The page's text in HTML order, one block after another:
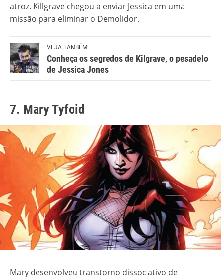
atroz. Killgrave chegou a enviar Jessica em uma
missão para eliminar o Demolidor.
VEJA TAMBÉM:
Conheça os segredos de Kilgrave, o pesadelo
de Jessica Jones
7. Mary Tyfoid
Mary desenvolveu transtorno dissociativo de